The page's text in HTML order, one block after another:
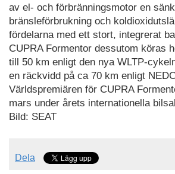
av el- och förbränningsmotor en
bränsleförbrukning och
fördelarna med ett stort, integrerat
CUPRA Formentor dessutom köras
till 50 km enligt den nya WLTP-
en räckvidd på ca 70 km enligt
Världspremiären för CUPRA
mars under årets internationella
Bild: SEAT
Dela